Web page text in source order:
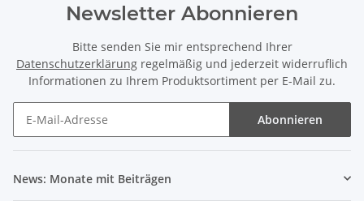
Newsletter Abonnieren
Bitte senden Sie mir entsprechend Ihrer
Datenschutzerklärung regelmäßig und jederzeit widerruflich
Informationen zu Ihrem Produktsortiment per E-Mail zu.
Abonnieren
News: Monate mit Beiträgen